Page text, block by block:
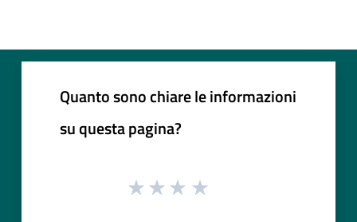
Quanto sono chiare le informazioni
su questa pagina?